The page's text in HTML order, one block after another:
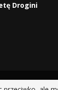
Drogini